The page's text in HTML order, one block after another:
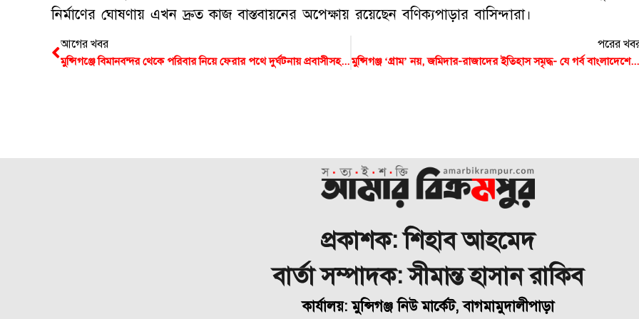
নির্মাণের ঘোষণায় এখন দ্রুত কাজ বাস্তবায়নের অপেক্ষায় রয়েছেন বণিক্যপাড়ার বাসিন্দারা।
আগের খবর
মুন্সিগঞ্জে বিমানবন্দর থেকে পরিবার নিয়ে ফেরার পথে দুর্ঘটনায় প্রবাসীসহ আহত ৭
পরের
মুন্সিগঞ্জ ‘গ্রাম’ নয়, জমিদার-রাজাদের ইতিহাস সমৃদ্ধ- যে গর্ব বাংলাদেশের আর কারও নেই
প্রকাশক: শিহাব আহমেদ
বার্তা সম্পাদক: সীমান্ত হাসান রাকিব
কার্যালয়: মুন্সিগঞ্জ নিউ মার্কেট, বাগমামুদালীপাড়া